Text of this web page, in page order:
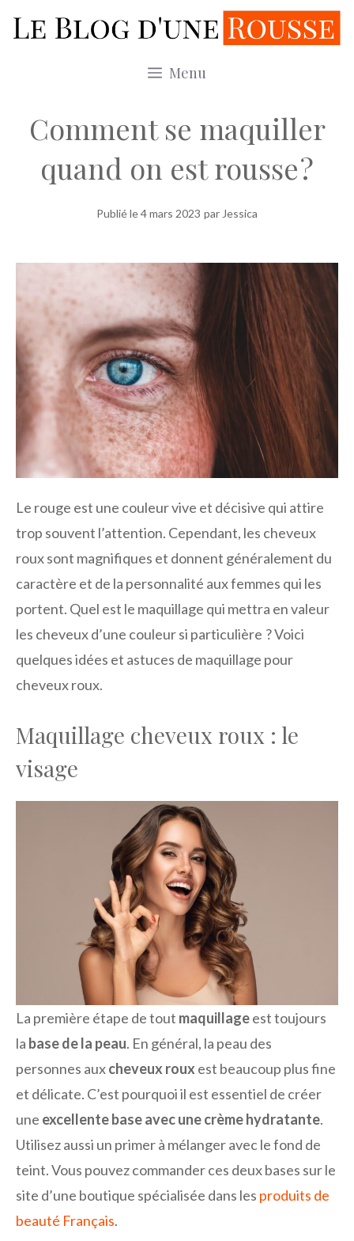
au
Menu
Comment se maquiller
quand on est rousse ?
Publié le4 mars 2023 par Jessica
Le rouge est une couleur vive et décisive qui attire
trop souvent l’attention. Cependant, les cheveux
roux sont magnifiques et donnent généralement du
caractère et de la personnalité aux femmes qui les
portent. Quel est le maquillage qui mettra en valeur
les cheveux d’une couleur si particulière ? Voici
quelques idées et astuces de maquillage pour
cheveux roux.
Maquillage cheveux roux : le
visage
La première étape de tout maquillageest toujours
la base de la peau. En général, la peau des
personnes auxcheveux roux est beaucoup plus fine
et délicate. C’est pourquoi il est essentiel de créer
une excellente base avec une crème hydratante.
Utilisez aussi un primer à mélanger avec le fond de
teint. Vous pouvez commander ces deux bases sur le
site d’une boutique spécialisée dans les produits de
beauté Français.